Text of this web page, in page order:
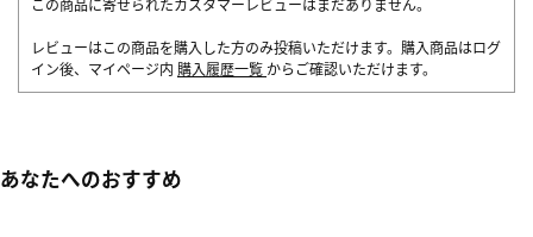
レビューはこの商品を購入した方のみ投稿いただけます。購入商品はログ
イン後、マイページ内 購入履歴一覧 からご確認いただけます。
あなたへのおすすめ